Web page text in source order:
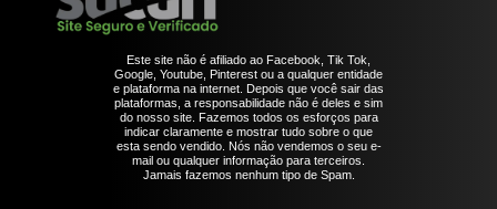
Este site não é afiliado ao Facebook, Tik Tok,
Google, Youtube, Pinterest ou a qualquer entidade
e plataforma na internet. Depois que você sair das
plataformas, a responsabilidade não é deles e sim
do nosso site. Fazemos todos os esforços para
indicar claramente e mostrar tudo sobre o que
esta sendo vendido. Nós não vendemos o seu e-
mail ou qualquer informação para terceiros.
Jamais fazemos nenhum tipo de Spam.